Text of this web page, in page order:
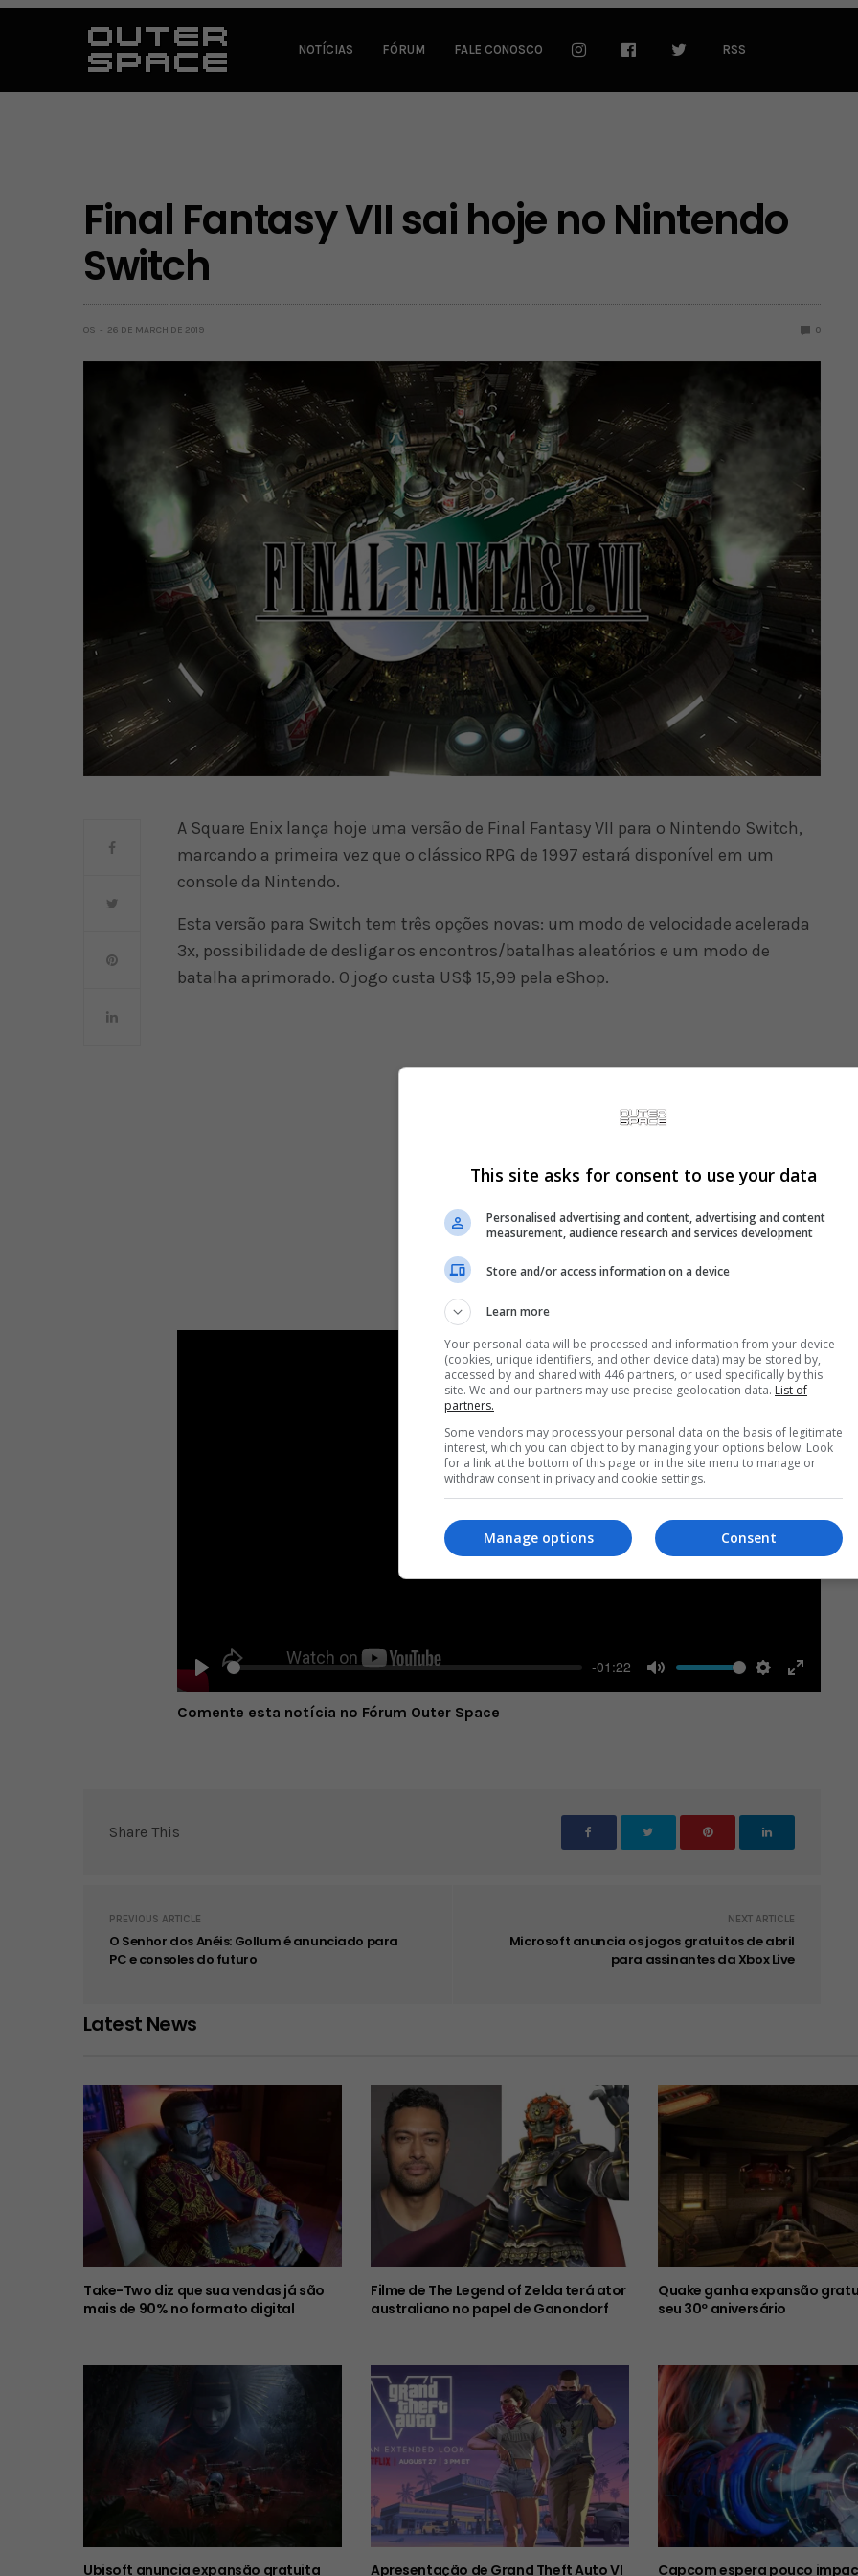
NOTÍCIAS FÓRUM FALE CONOSCO RSS
Final Fantasy VII sai hoje no Nintendo
Switch
OS 26 DE MARCH DE 2019 0
A Square Enix lança hoje uma versão de Final Fantasy VII para o Nintendo Switch,
marcando a primeira vez que o clássico RPG de 1997 estará disponível em um
console da Nintendo.
Esta versão para Switch tem três opções novas: um modo de velocidade acelerada
3x, possibilidade de desligar os encontros/batalhas aleatórios e um modo de
batalha aprimorado. O jogo custa US$ 15,99 pela eShop.
Play
-01:22
Mute Settings
Enter
Play
Comente esta notícia no Fórum Outer Space
Share This
PREVIOUS ARTICLE
O Senhor dos Anéis: Gollum é anunciado para
PC e consoles do futuro
NEXT ARTICLE
Microsoft anuncia os jogos gratuitos de abril
para assinantes da Xbox Live
Latest News
Take-Two diz que sua vendas já são
mais de 90% no formato digital
Filme de The Legend of Zelda terá ator
australiano no papel de Ganondorf
Quake ganha expansão
seu 30º aniversário
Ubisoft anuncia expansão gratuita Apresentação de Grand Theft Auto VI Capcom espera pouco
This site asks for consent to use your data
Personalised advertising and content, advertising and content
measurement, audience research and services development
Store and/or access information on a device
Learn more
Your personal data will be processed and information from your device
(cookies, unique identifiers, and other device data) may be stored by,
accessed by and shared with 446 partners, or used specifically by this
site. We and our partners may use precise geolocation data. List of
partners.
Some vendors may process your personal data on the basis of legitimate
interest, which you can object to by managing your options below. Look
for a link at the bottom of this page or in the site menu to manage or
withdraw consent in privacy and cookie settings.
Consent
Manage options